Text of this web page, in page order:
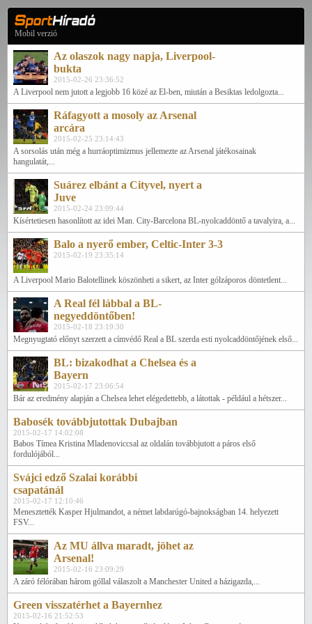
Mobil verzió
Az olaszok nagy napja, Liverpool-
bukta
2015-02-26 23:36:52
A Liverpool nem jutott a legjobb 16 közé az El-ben, miután a Besiktas ledolgozta...
Ráfagyott a mosoly az Arsenal
arcára
2015-02-25 23:14:43
A sorsolás után még a hurráoptimizmus jellemezte az Arsenal játékosainak
hangulatát,...
Suárez elbánt a Cityvel, nyert a
Juve
2015-02-24 23:09:44
Kísértetiesen hasonlított az idei Man. City-Barcelona BL-nyolcaddöntő a tavalyira, a...
Balo a nyerő ember, Celtic-Inter 3-3
2015-02-19 23:35:14
A Liverpool Mario Balotellinek köszönheti a sikert, az Inter gólzáporos döntetlent...
A Real fél lábbal a BL-
negyeddöntőben!
2015-02-18 23:19:30
Megnyugtató előnyt szerzett a címvédő Real a BL szerda esti nyolcaddöntőjének első...
BL: bizakodhat a Chelsea és a
Bayern
2015-02-17 23:06:54
Bár az eredmény alapján a Chelsea lehet elégedettebb, a látottak - például a hétszer...
Babosék továbbjutottak Dubajban
2015-02-17 14:02:08
Babos Tímea Kristina Mladenoviccsal az oldalán továbbjutott a páros első
fordulójából...
Svájci edző Szalai korábbi
csapatánál
2015-02-17 12:10:46
Menesztették Kasper Hjulmandot, a német labdarúgó-bajnokságban 14. helyezett
FSV...
Az MU állva maradt, jöhet az
Arsenal!
2015-02-16 23:09:29
A záró félórában három góllal válaszolt a Manchester United a házigazda,...
Green visszatérhet a Bayernhez
2015-02-16 21:52:53